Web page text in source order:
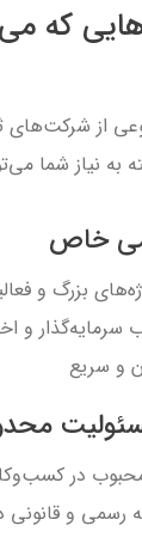
که
از
نیاز شما
بزرگ و
سرمایه‌گذار و
و سریع
محبوب در
رسمی و قانونی